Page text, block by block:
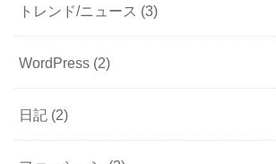
トレンド/ニュース (3)
WordPress (2)
日記 (2)